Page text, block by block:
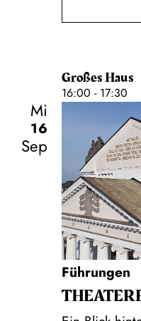
Großes Haus
16:00 - 17:30
Mi
16
Sep
Führungen